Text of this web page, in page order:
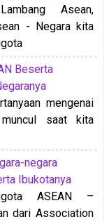
Asean,
- Negara kita
Beserta
mengenai
saat kita
negara
Ibukotanya
ASEAN –
dari Association